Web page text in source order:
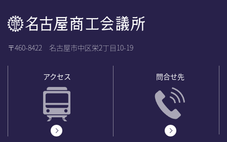
〒460-8422 名古屋市中区栄2丁目10-19
アクセス 問合せ先